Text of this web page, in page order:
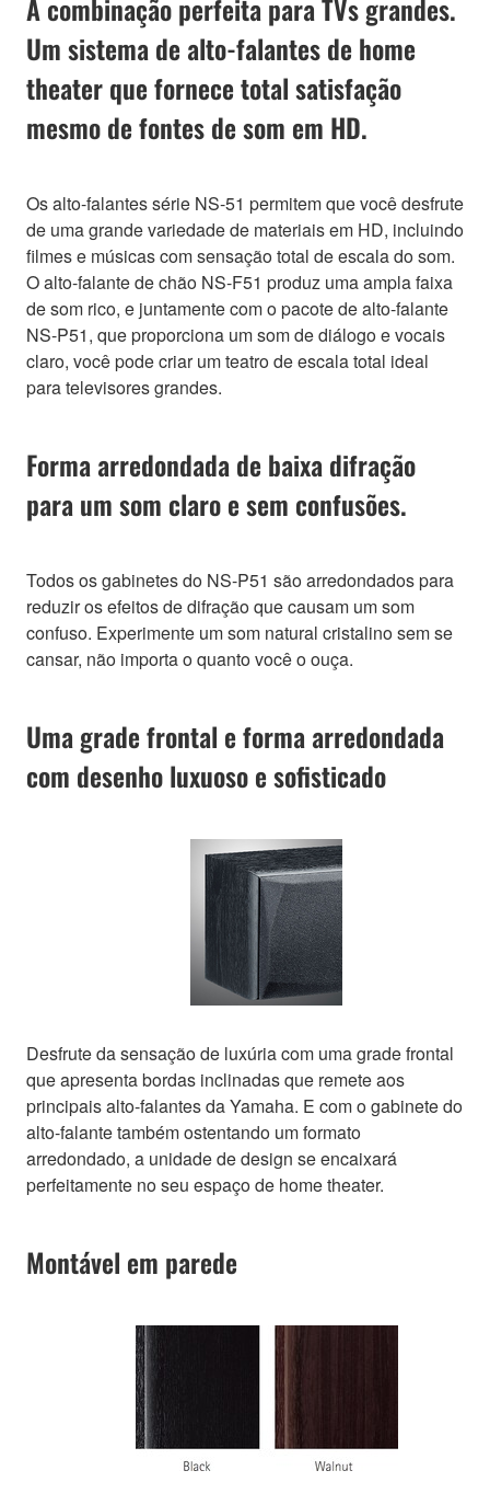
A combinação perfeita para TVs grandes.
Um sistema de alto-falantes de home
theater que fornece total satisfação
mesmo de fontes de som em HD.
Os alto-falantes série NS-51 permitem que você desfrute
de uma grande variedade de materiais em HD, incluindo
filmes e músicas com sensação total de escala do som.
O alto-falante de chão NS-F51 produz uma ampla faixa
de som rico, e juntamente com o pacote de alto-falante
NS-P51, que proporciona um som de diálogo e vocais
claro, você pode criar um teatro de escala total ideal
para televisores grandes.
Forma arredondada de baixa difração
para um som claro e sem confusões.
Todos os gabinetes do NS-P51 são arredondados para
reduzir os efeitos de difração que causam um som
confuso. Experimente um som natural cristalino sem se
cansar, não importa o quanto você o ouça.
Uma grade frontal e forma arredondada
com desenho luxuoso e sofisticado
Desfrute da sensação de luxúria com uma grade frontal
que apresenta bordas inclinadas que remete aos
principais alto-falantes da Yamaha. E com o gabinete do
alto-falante também ostentando um formato
arredondado, a unidade de design se encaixará
perfeitamente no seu espaço de home theater.
Montável em parede